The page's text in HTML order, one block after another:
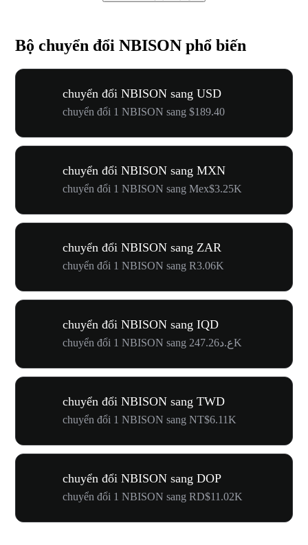
Bộ chuyển đổi NBISON phổ biến
chuyển đổi NBISON sang USD
chuyển đổi 1 NBISON sang $189.40
chuyển đổi NBISON sang MXN
chuyển đổi 1 NBISON sang Mex$3.25K
chuyển đổi NBISON sang ZAR
chuyển đổi 1 NBISON sang R3.06K
chuyển đổi NBISON sang IQD
chuyển đổi 1 NBISON sang ع.د247.26K
chuyển đổi NBISON sang TWD
chuyển đổi 1 NBISON sang NT$6.11K
chuyển đổi NBISON sang DOP
chuyển đổi 1 NBISON sang RD$11.02K